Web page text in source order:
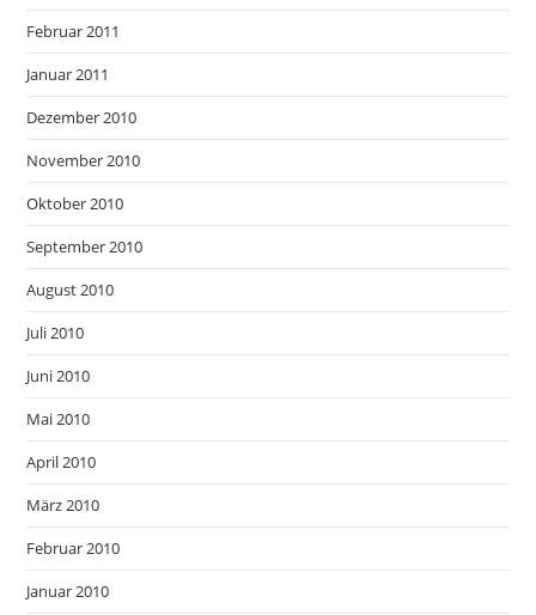
Februar 2011
Januar 2011
Dezember 2010
November 2010
Oktober 2010
September 2010
August 2010
Juli 2010
Juni 2010
Mai 2010
April 2010
März 2010
Februar 2010
Januar 2010